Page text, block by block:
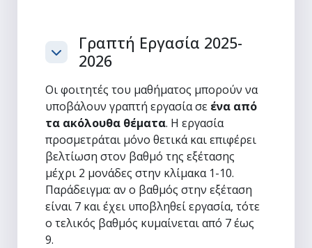
Σύμπτυξη
Γραπτή Εργασία 2025-
2026
Οι φοιτητές του μαθήματος μπορούν να
υποβάλουν γραπτή εργασία σε ένα από
τα ακόλουθα θέματα. Η εργασία
προσμετράται μόνο θετικά και επιφέρει
βελτίωση στον βαθμό της εξέτασης
μέχρι 2 μονάδες στην κλίμακα 1-10.
Παράδειγμα: αν ο βαθμός στην εξέταση
είναι 7 και έχει υποβληθεί εργασία, τότε
ο τελικός βαθμός κυμαίνεται από 7 έως
9.